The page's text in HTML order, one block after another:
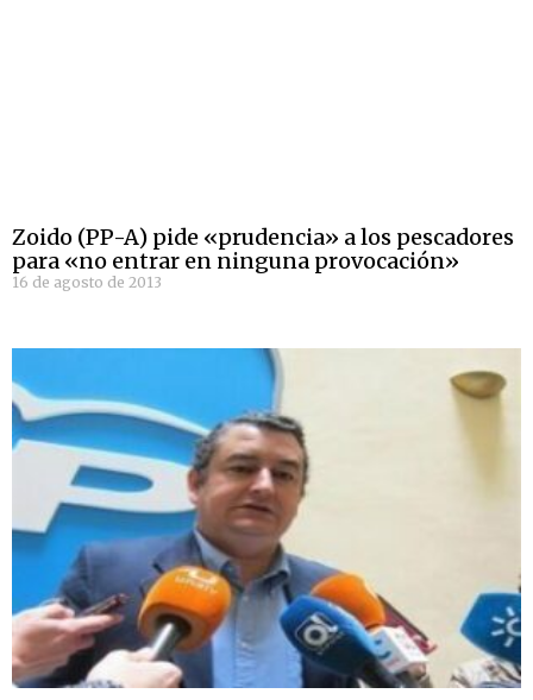
Zoido (PP-A) pide «prudencia» a los pescadores
para «no entrar en ninguna provocación»
16 de agosto de 2013